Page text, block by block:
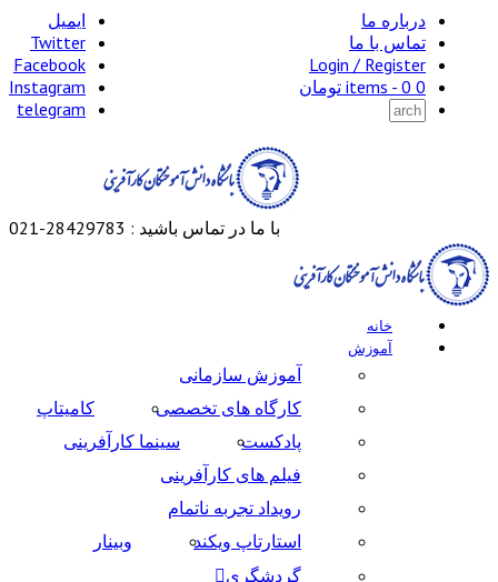
درباره ما
تماس با ما
Login / Register
0 items -
0 تومان
ایمیل
Twitter
Facebook
Instagram
telegram
با ما در تماس باشید : 28429783-021
خانه
آموزش
آموزش سازمانی
کارگاه های تخصصی
کامیتاپ
پادکست
سینما کارآفرینی
فیلم های کارآفرینی
رویداد تجربه ناتمام
استارتاپ ویکند
وبینار
گردشگری